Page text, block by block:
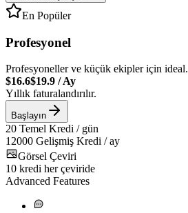
En Popüler
Profesyonel
Profesyoneller ve küçük ekipler için ideal.
$16.6$19.9 /Ay
Yıllık faturalandırılır.
Başlayın
20 Temel Kredi / gün
12000 Gelişmiş Kredi / ay
Görsel Çeviri
10 kredi her çeviride
Advanced Features